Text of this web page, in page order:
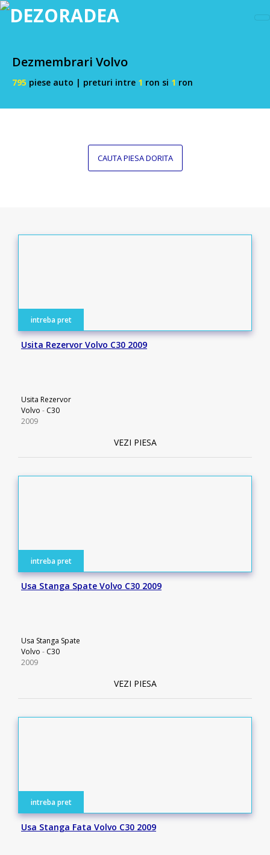
Dezmembrari Volvo
795 piese auto | preturi intre 1 ron si 1 ron
CAUTA PIESA DORITA
intreba pret
Usita Rezervor Volvo C30 2009
Usita Rezervor
Volvo - C30
2009
VEZI PIESA
intreba pret
Usa Stanga Spate Volvo C30 2009
Usa Stanga Spate
Volvo - C30
2009
VEZI PIESA
intreba pret
Usa Stanga Fata Volvo C30 2009